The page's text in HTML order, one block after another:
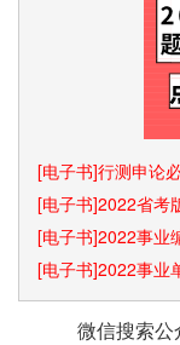
[电子书]行测申论
识点和速算技巧
[电子书]2022省考
[电子书]2022事业
库已更新
[电子书]2022事业
覆盖
微信搜索公